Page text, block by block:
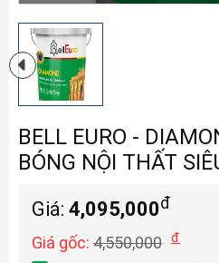
BELL EURO -
BÓNG NỘI THẤT
Giá: 4,095,000đ
Giá gốc: 4,550,000 đ